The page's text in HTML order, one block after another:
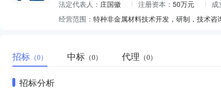
法定代表人： 庄国徽 注册资本： 50万元
成
经营范围： 特种非金属材料技术开发，研制，技术咨
招标 （0） 中标 （0） 代理 （0）
招标分析